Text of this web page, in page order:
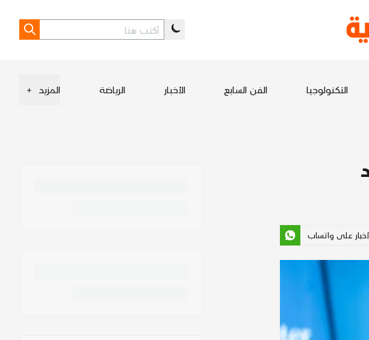
التكنولوجيا الفن السابع الأخبار الرياضة المزيد +
على واتساب